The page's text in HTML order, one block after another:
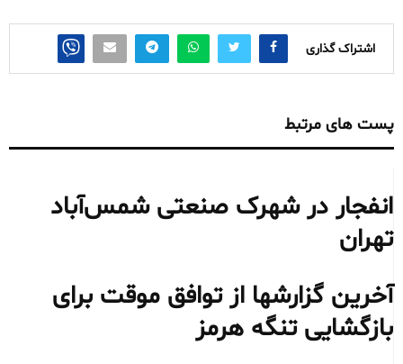
اشتراک گذاری
پست های مرتبط
انفجار در شهرک صنعتی شمس‌آباد
تهران
آخرین گزارشها از توافق موقت برای
بازگشایی تنگه هرمز